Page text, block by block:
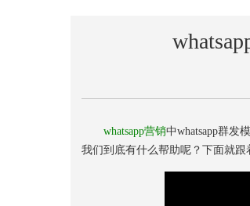
whatsapp营销中whatsapp群发
我们到底有什么帮助呢？下面就跟